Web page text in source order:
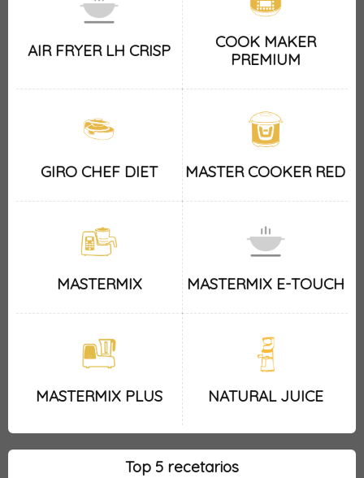
AIR FRYER LH CRISP
COOK MAKER
PREMIUM
GIRO CHEF DIET MASTER COOKER RED
MASTERMIX MASTERMIX E-TOUCH
MASTERMIX PLUS NATURAL JUICE
Top 5 recetarios